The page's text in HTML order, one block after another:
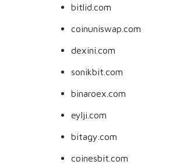
bitlid.com
coinuniswap.com
dexini.com
sonikbit.com
binaroex.com
eylji.com
bitagy.com
coinesbit.com